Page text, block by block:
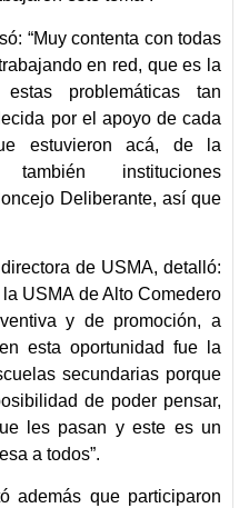
“Muy contenta con todas
en red, que es la
problemáticas tan
por el apoyo de cada
estuvieron acá, de la
también instituciones
Deliberante, así que
de USMA, detalló:
USMA de Alto Comedero
y de promoción, a
esta oportunidad fue la
secundarias porque
de poder pensar,
les pasan y este es un
a todos”.
además que participaron